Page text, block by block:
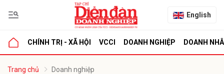
English
CHÍNH TRỊ - XÃ HỘI VCCI DOANH NGHIỆP DOANH
Trang chủ Doanh nghiệp
luận